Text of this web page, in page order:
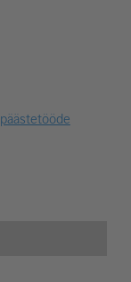
päästetööde